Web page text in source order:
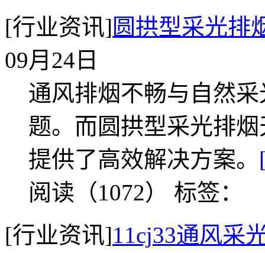
[行业资讯]圆拱型采光排
09月24日
通风排烟不畅与自然
题。而圆拱型采光排
提供了高效解决方案。
阅读（1072） 标签：
[行业资讯]11cj33通风采